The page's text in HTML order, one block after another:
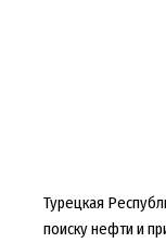
Турецкая
поиску нефти и